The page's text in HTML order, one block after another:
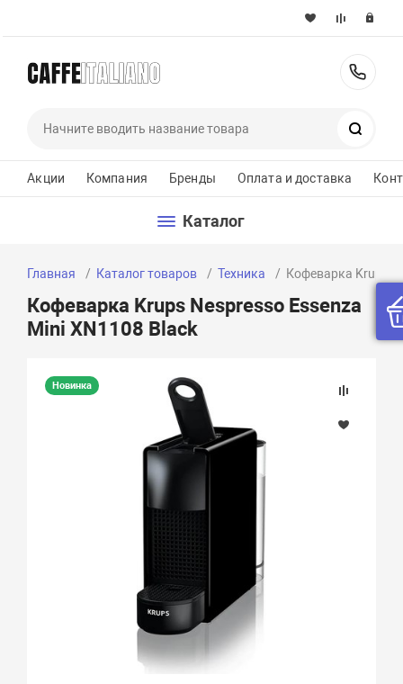
Акции Компания Бренды Оплата и доставка
Каталог
Главная Каталог товаров Техника Кофеварка Krups
Кофеварка Krups Nespresso Essenza
Mini XN1108 Black
Новинка